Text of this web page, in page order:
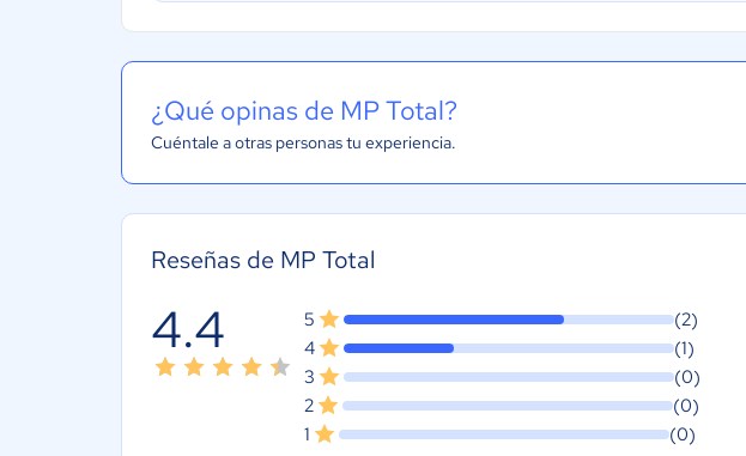
¿Qué opinas de MP Total?
Cuéntale a otras personas tu experiencia.
Reseñas de MP Total
4.4 5
(2)
4
(1)
3
(0)
2
(0)
1
(0)